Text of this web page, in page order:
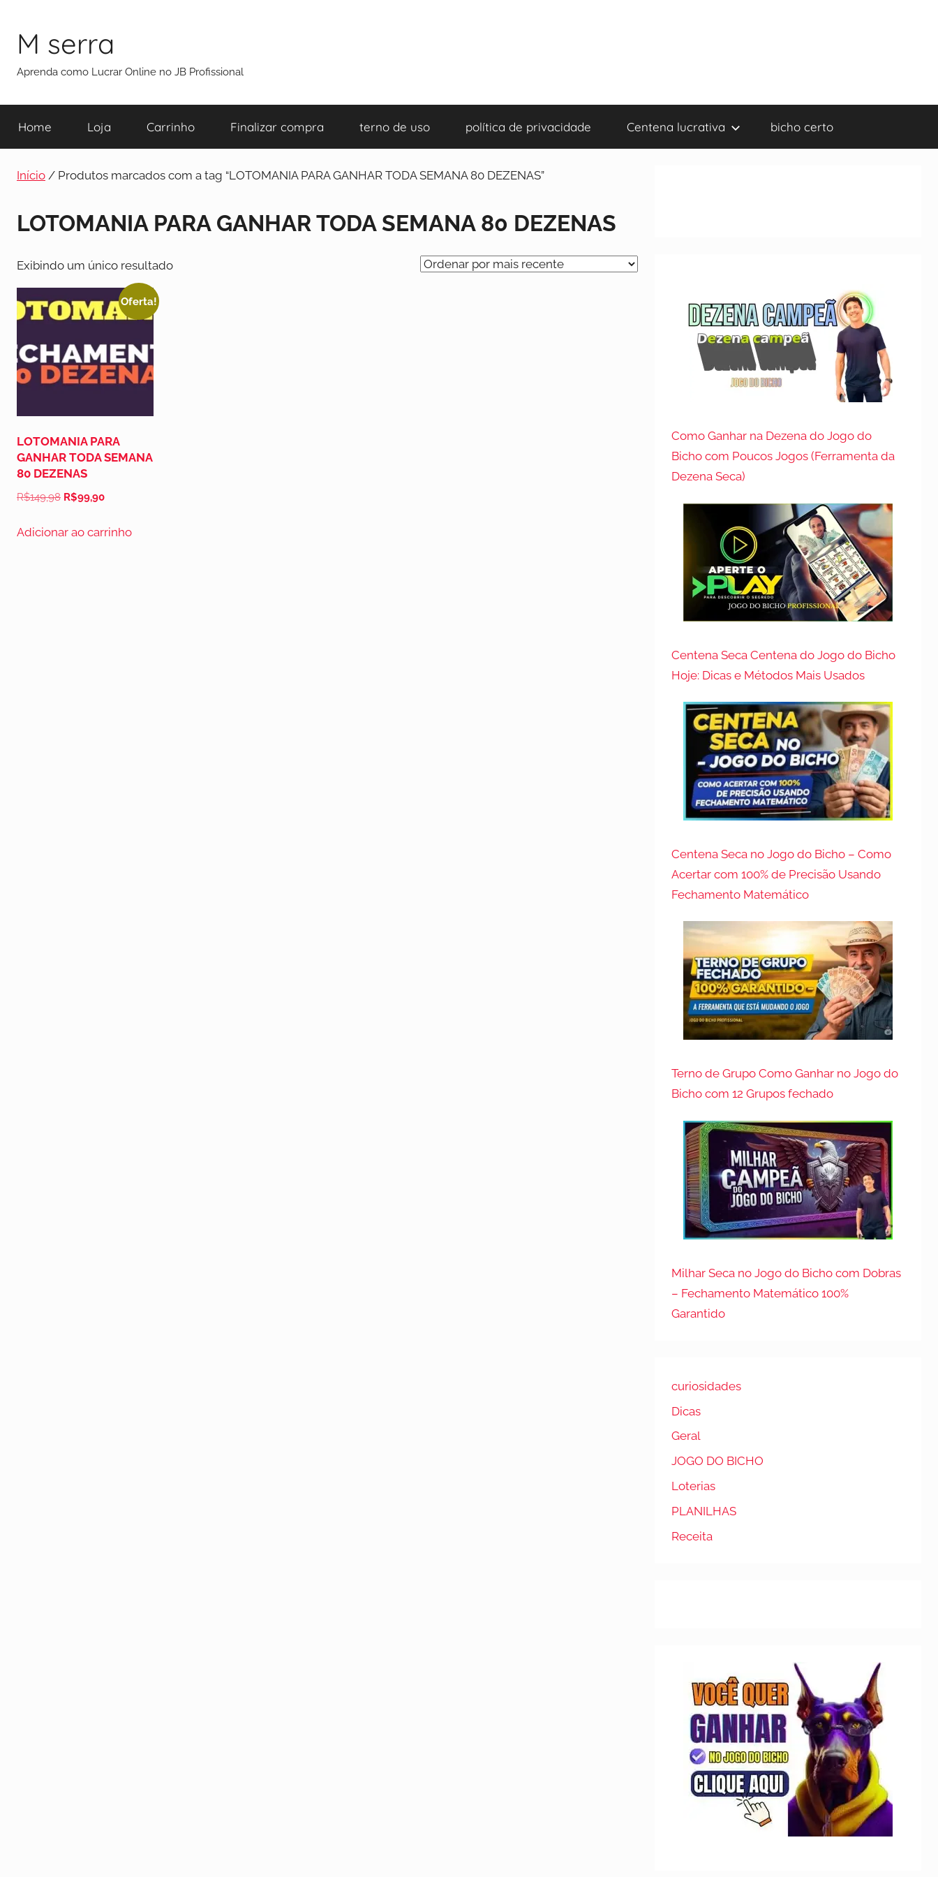
M serra
Aprenda como Lucrar Online no JB Profissional
Home Loja Carrinho Finalizar compra terno de uso política de privacidade Centena lucrativa bicho certo
Início / Produtos marcados com a tag “LOTOMANIA PARA GANHAR TODA SEMANA 80 DEZENAS”
LOTOMANIA PARA GANHAR TODA SEMANA 80 DEZENAS
Exibindo um único resultado
Oferta!
LOTOMANIA PARA
GANHAR TODA SEMANA
80 DEZENAS
R$149,98 R$99,90
Adicionar ao carrinho
Como Ganhar na Dezena do Jogo do
Bicho com Poucos Jogos (Ferramenta da
Dezena Seca)
Centena Seca Centena do Jogo do Bicho
Hoje: Dicas e Métodos Mais Usados
Centena Seca no Jogo do Bicho – Como
Acertar com 100% de Precisão Usando
Fechamento Matemático
Terno de Grupo Como Ganhar no Jogo do
Bicho com 12 Grupos fechado
Milhar Seca no Jogo do Bicho com Dobras
– Fechamento Matemático 100%
Garantido
curiosidades
Dicas
Geral
JOGO DO BICHO
Loterias
PLANILHAS
Receita